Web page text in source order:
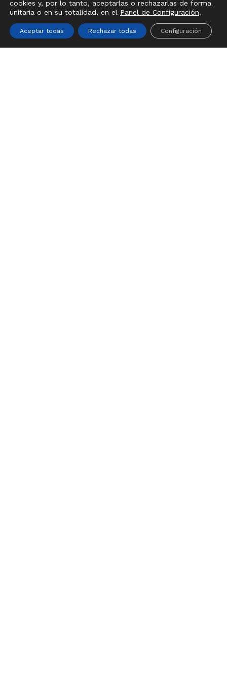
Ver Carrito Finalizar Compra
cookies y, por lo tanto, aceptarlas o rechazarlas de forma
unitaria o en su totalidad, en el Panel de Configuración.
Aceptar todas Rechazar todas Configuración